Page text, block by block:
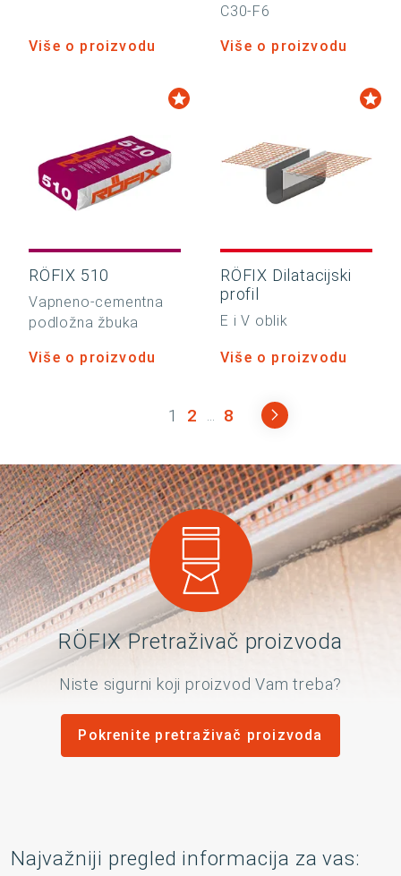
Više o proizvodu
C30-F6
Više o proizvodu
RÖFIX 510
Vapneno-cementna
podložna žbuka
Više o proizvodu
RÖFIX Dilatacijski
profil
E i V oblik
Više o proizvodu
1 2 ... 8
RÖFIX Pretraživač proizvoda
Niste sigurni koji proizvod Vam treba?
Pokrenite pretraživač proizvoda
Najvažniji pregled informacija za vas: